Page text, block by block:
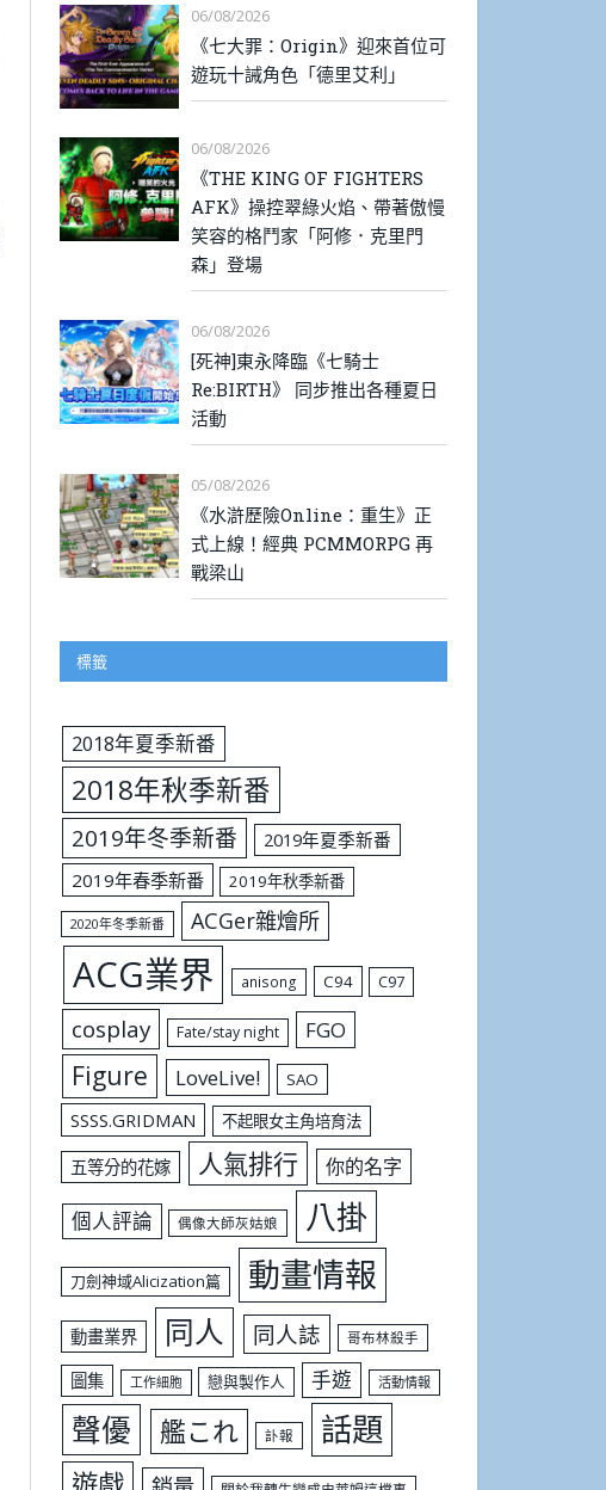
06/08/2026
《七大罪：Origin》迎來首位可
遊玩十誡角色「德里艾利」
06/08/2026
《THE KING OF FIGHTERS
AFK》操控翠綠火焰、帶著傲慢
笑容的格鬥家「阿修．克里門
森」登場
06/08/2026
[死神]東永降臨《七騎士
Re:BIRTH》 同步推出各種夏日
活動
05/08/2026
《水滸歷險Online：重生》正
式上線！經典 PCMMORPG 再
戰梁山
標籤
2018年夏季新番
2018年秋季新番
2019年冬季新番
2019年夏季新番
2019年春季新番
2019年秋季新番
2020年冬季新番 ACGer雜燴所
ACG業界 anisong C94 C97
cosplay Fate/stay night FGO
Figure LoveLive! SAO
SSSS.GRIDMAN 不起眼女主角培育法
五等分的花嫁 人氣排行 你的名字
個人評論 偶像大師灰姑娘 八掛
刀劍神域Alicization篇 動畫情報
動畫業界 同人 同人誌 哥布林殺手
圖集 工作細胞 戀與製作人 手遊 活動情報
聲優 艦これ 訃報 話題